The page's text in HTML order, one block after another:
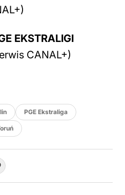
EKSTRALIGI
CANAL+)
PGE Ekstraliga